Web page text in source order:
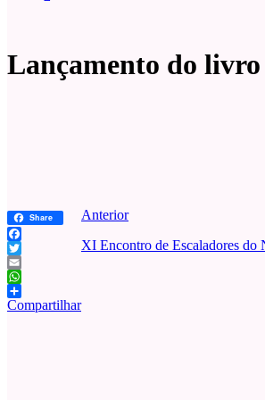
Lançamento do livro
Share
Facebook
Twitter
Email
WhatsApp
Compartilhar
Anterior
XI Encontro de Escaladores do